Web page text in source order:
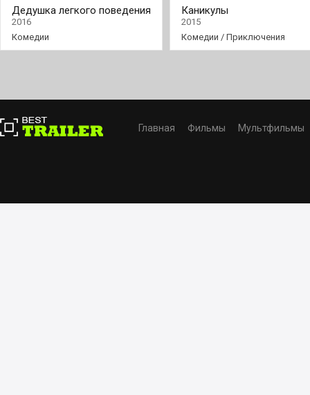
Дедушка легкого поведения
2016
Комедии
Каникулы
2015
Комедии / Приключения
Главная Фильмы Мультфильмы